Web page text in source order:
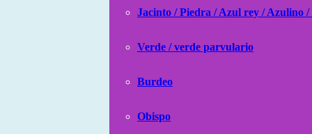
Jacinto / Piedra / Azul rey / Azulino /
Verde / verde parvulario
Burdeo
Obispo